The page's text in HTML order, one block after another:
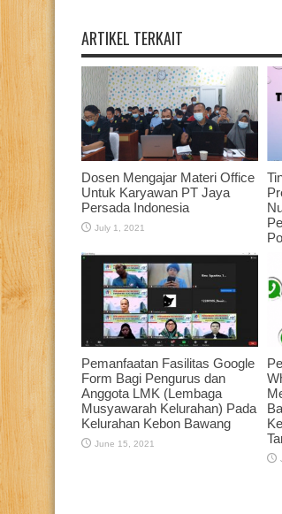
ARTIKEL TERKAIT
Dosen Mengajar Materi Office
Untuk Karyawan PT Jaya
Persada Indonesia
July 1, 2021
Pemanfaatan Fasilitas Google
Form Bagi Pengurus dan
Anggota LMK (Lembaga
Musyawarah Kelurahan) Pada
Kelurahan Kebon Bawang
June 15, 2021